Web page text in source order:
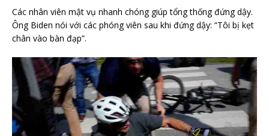
Các nhân viên mật vụ nhanh chóng giúp tổng thống đứng dậy.
Ông Biden nói với các phóng viên sau khi đứng dậy: “Tôi bị kẹt
chân vào bàn đạp”.